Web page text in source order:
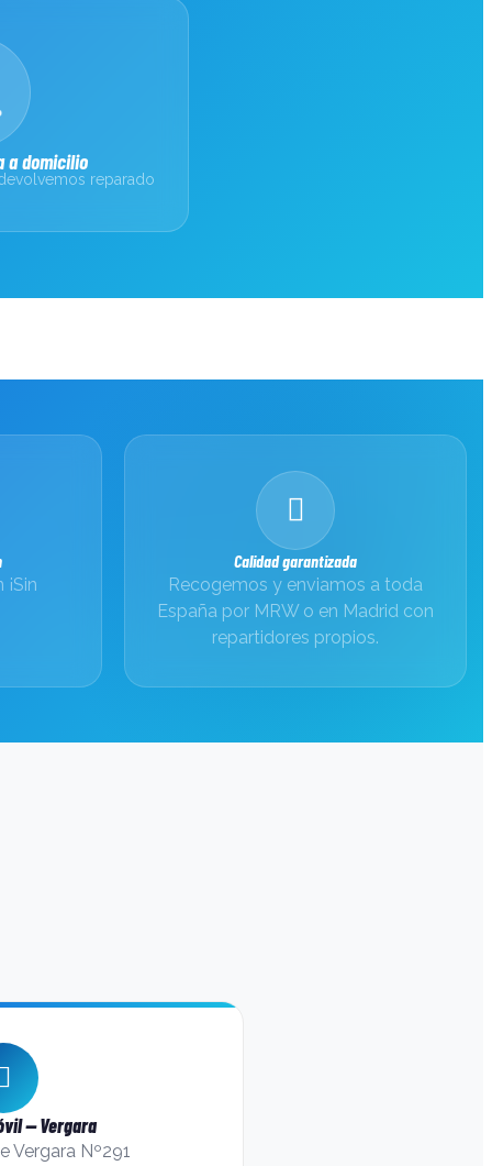
a domicilio
reparado
Calidad garantizada
Recogemos y enviamos a toda
España por MRW o en Madrid con
repartidores propios.
— Vergara
Vergara Nº291